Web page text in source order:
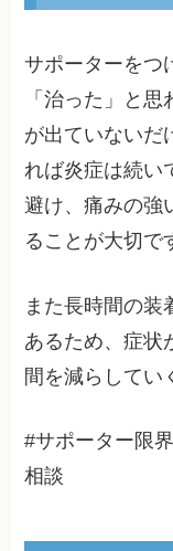
サポーターをつ
「治った」と
が出ていないだ
れば炎症は続い
避け、痛みの強
ることが大切で
また長時間の装
あるため、症状
間を減らしてい
#サポーター限
相談